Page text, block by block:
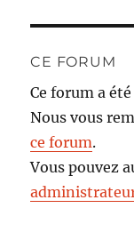
CE FORUM
Ce forum a
Nous vous
ce forum.
Vous pouvez